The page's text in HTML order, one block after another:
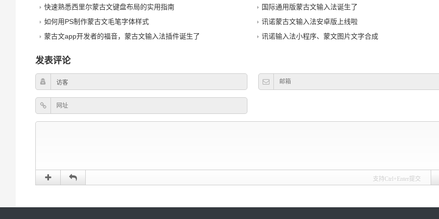
快速熟悉西里尔蒙古文键盘布局的实用指南
国际通用版蒙古文输入法诞生了
如何用PS制作蒙古文毛笔字体样式
讯诺蒙古文输入法安卓版上线啦
蒙古文app开发者的福音，蒙古文输入法插件诞生了
讯诺输入法小程序、蒙文图片文字合成
发表评论
支持Ctrl+Enter提交